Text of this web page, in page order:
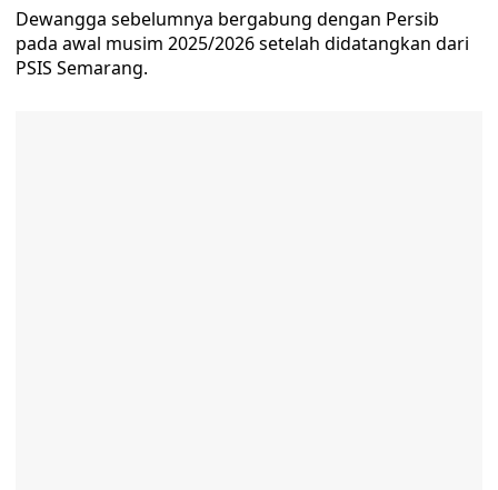
Dewangga sebelumnya bergabung dengan Persib
pada awal musim 2025/2026 setelah didatangkan dari
PSIS Semarang.